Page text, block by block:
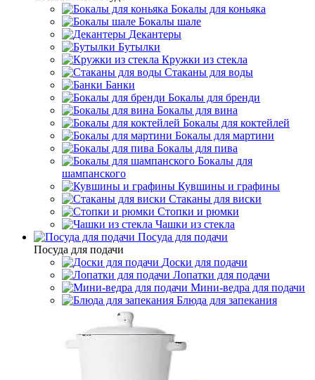
Бокалы для коньяка
Бокалы шале
Декантеры
Бутылки
Кружки из стекла
Стаканы для воды
Банки
Бокалы для бренди
Бокалы для вина
Бокалы для коктейлей
Бокалы для мартини
Бокалы для пива
Бокалы для
шампанского
Кувшины и графины
Стаканы для виски
Стопки и рюмки
Чашки из стекла
Посуда для подачи
Посуда для подачи
Доски для подачи
Лопатки для подачи
Мини-ведра для подачи
Блюда для запекания